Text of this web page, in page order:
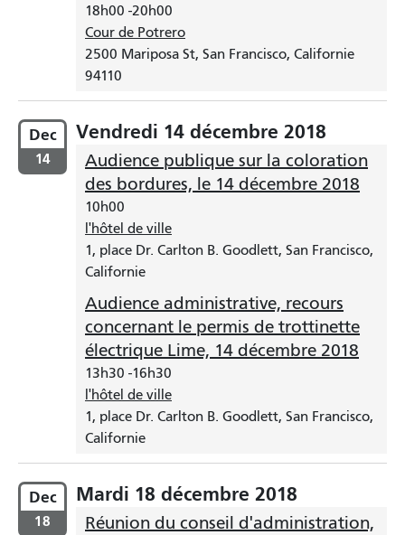
18h00 -20h00
Cour de Potrero
2500 Mariposa St, San Francisco, Californie
94110
Dec
14
Vendredi 14 décembre 2018
Audience publique sur la coloration
des bordures, le 14 décembre 2018
10h00
l'hôtel de ville
1, place Dr. Carlton B. Goodlett, San Francisco,
Californie
Audience administrative, recours
concernant le permis de trottinette
électrique Lime, 14 décembre 2018
13h30 -16h30
l'hôtel de ville
1, place Dr. Carlton B. Goodlett, San Francisco,
Californie
Dec
18
Mardi 18 décembre 2018
Réunion du conseil d'administration,